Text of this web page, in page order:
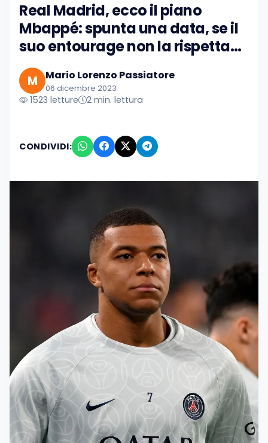
Real Madrid, ecco il piano
Mbappé: spunta una data, se il
suo entourage non la rispetta…
M Mario Lorenzo Passiatore
06 dicembre 2023
1523 letture 2 min. lettura
CONDIVIDI: